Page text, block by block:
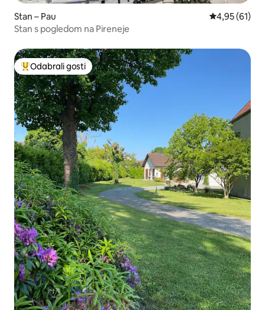
Stan – Pau Prosječna
4,95 (61)
Stan s pogledom na Pireneje
Među najviše rangiranima s oznakom „Odabrali gosti”
Odabrali gosti